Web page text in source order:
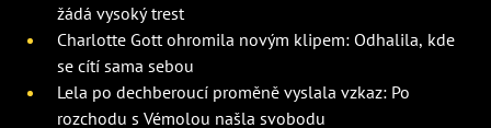
žádá vysoký trest
Charlotte Gott ohromila novým klipem: Odhalila, kde
se cítí sama sebou
Lela po dechberoucí proměně vyslala vzkaz: Po
rozchodu s Vémolou našla svobodu